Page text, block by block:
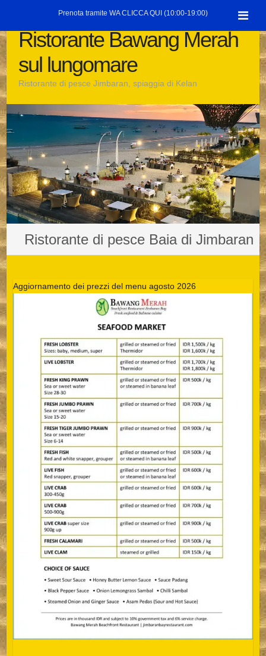
Prenota tramite WA CLICCA QUI (10:00-19:00)
contenutoRistorante Bawang Merah
sul lungomare
Ristorante di pesce Jimbaran, spiaggia di Kelan
Ristorante di pesce Baia di Jimbaran
Aggiornamento dei prezzi del menu agosto 2026